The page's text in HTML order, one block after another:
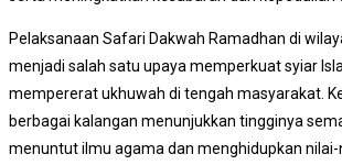
Pelaksanaan Safari Dakwah Ramadhan di
menjadi salah satu upaya memperkuat syiar
mempererat ukhuwah di tengah masyarakat.
berbagai kalangan menunjukkan tingginya
menuntut ilmu agama dan menghidupkan nilai-